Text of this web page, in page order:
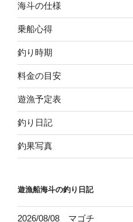
海斗の仕様
乗船心得
釣り時期
料金の目安
遊漁予定表
釣り日記
釣果写真
遊漁船海斗の釣り日記
2026/08/08 マゴチ